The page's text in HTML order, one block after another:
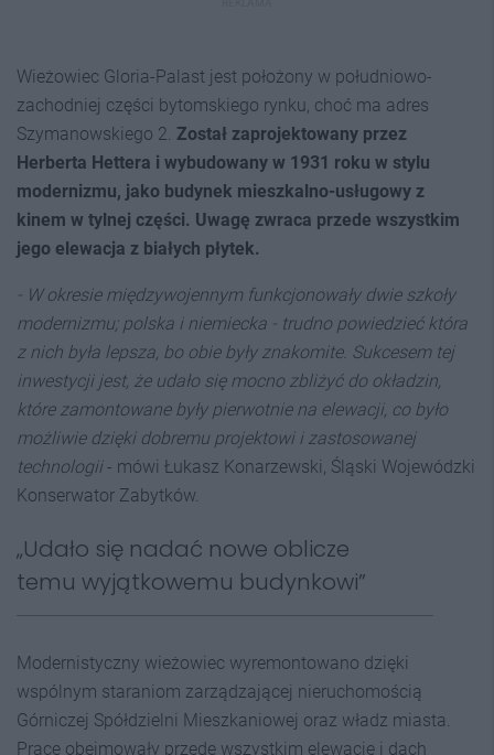
Wieżowiec Gloria-Palast jest położony w południowo-
zachodniej części bytomskiego rynku, choć ma adres
Szymanowskiego 2. Został zaprojektowany przez
Herberta Hettera i wybudowany w 1931 roku w stylu
modernizmu, jako budynek mieszkalno-usługowy z
kinem w tylnej części. Uwagę zwraca przede wszystkim
jego elewacja z białych płytek.
- W okresie międzywojennym funkcjonowały dwie szkoły
modernizmu; polska i niemiecka - trudno powiedzieć która
z nich była lepsza, bo obie były znakomite. Sukcesem tej
inwestycji jest, że udało się mocno zbliżyć do okładzin,
które zamontowane były pierwotnie na elewacji, co było
możliwie dzięki dobremu projektowi i zastosowanej
technologii- mówi Łukasz Konarzewski, Śląski Wojewódzki
Konserwator Zabytków.
„Udało się nadać nowe oblicze
temu wyjątkowemu budynkowi”
Modernistyczny wieżowiec wyremontowano dzięki
wspólnym staraniom zarządzającej nieruchomością
Górniczej Spółdzielni Mieszkaniowej oraz władz miasta.
Prace obejmowały przede wszystkim elewację i dach